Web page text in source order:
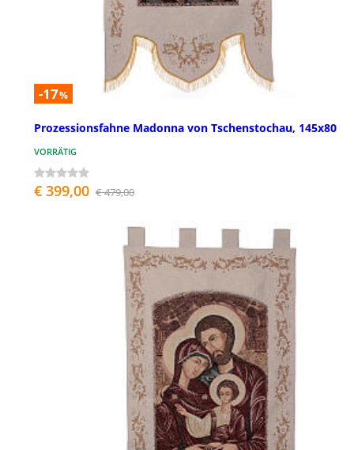
-17%
Prozessionsfahne Madonna von Tschenstochau, 145x80
VORRÄTIG
€ 399,00 € 479,00